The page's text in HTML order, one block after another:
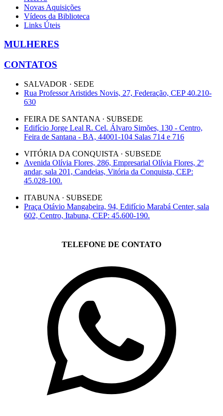
Novas Aquisições
Vídeos da Biblioteca
Links Úteis
MULHERES
CONTATOS
SALVADOR · SEDE
Rua Professor Aristides Novis, 27, Federação, CEP 40.210-
630
FEIRA DE SANTANA · SUBSEDE
Edifício Jorge Leal R. Cel. Álvaro Simões, 130 - Centro,
Feira de Santana - BA, 44001-104 Salas 714 e 716
VITÓRIA DA CONQUISTA · SUBSEDE
Avenida Olívia Flores, 286, Empresarial Olívia Flores, 2º
andar, sala 201, Candeias, Vitória da Conquista, CEP:
45.028-100.
ITABUNA · SUBSEDE
Praça Otávio Mangabeira, 94, Edifício Marabá Center, sala
602, Centro, Itabuna, CEP: 45.600-190.
TELEFONE DE CONTATO